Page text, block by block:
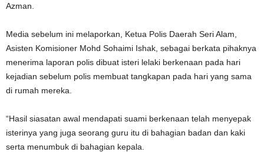
Azman.
Media sebelum ini melaporkan, Ketua Polis Daerah Seri Alam,
Asisten Komisioner Mohd Sohaimi Ishak, sebagai berkata pihaknya
menerima laporan polis dibuat isteri lelaki berkenaan pada hari
kejadian sebelum polis membuat tangkapan pada hari yang sama
di rumah mereka.
“Hasil siasatan awal mendapati suami berkenaan telah menyepak
isterinya yang juga seorang guru itu di bahagian badan dan kaki
serta menumbuk di bahagian kepala.